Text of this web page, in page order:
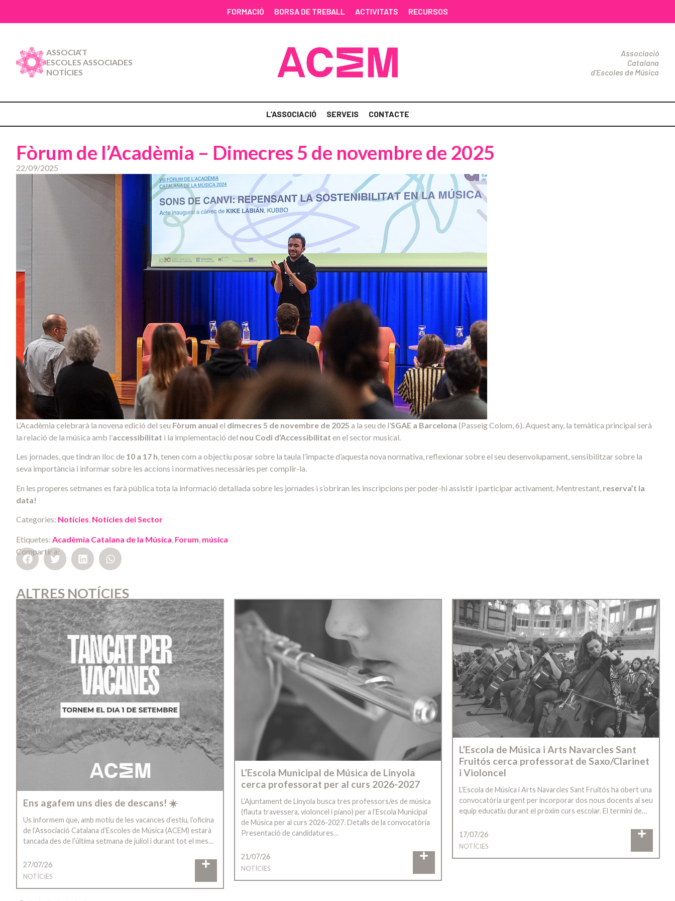
FORMACIÓ BORSA DE TREBALL ACTIVITATS RECURSOS
ASSOCIA’T
ESCOLES ASSOCIADES
NOTÍCIES
Associació
Catalana
d'Escoles de Música
L’ASSOCIACIÓ SERVEIS CONTACTE
Fòrum de l’Acadèmia – Dimecres 5 de novembre de 2025
22/09/2025
L’Acadèmia celebrarà la novena edició del seu Fòrum anual el dimecres 5 de novembre de 2025 a la seu de l’SGAE a Barcelona (Passeig Colom, 6). Aquest any, la temàtica principal serà
la relació de la música amb l’accessibilitat i la implementació del nou Codi d’Accessibilitat en el sector musical.
Les jornades, que tindran lloc de 10 a 17 h, tenen com a objectiu posar sobre la taula l’impacte d’aquesta nova normativa, reflexionar sobre el seu desenvolupament, sensibilitzar sobre la
seva importància i informar sobre les accions i normatives necessàries per complir-la.
En les properes setmanes es farà pública tota la informació detallada sobre les jornades i s’obriran les inscripcions per poder-hi assistir i participar activament. Mentrestant, reserva’t la
data!
Categories: Notícies, Notícies del Sector
Etiquetes: Acadèmia Catalana de la Música, Forum, música
Compartir a:
ALTRES NOTÍCIES
Ens agafem uns dies de descans! ☀️
Us informem que, amb motiu de les vacances d’estiu, l’oficina
de l’Associació Catalana d’Escoles de Música (ACEM) estarà
tancada des de l’última setmana de juliol i durant tot el mes…
27/07/26
NOTÍCIES
L’Escola Municipal de Música de Linyola
cerca professorat per al curs 2026-2027
L’Ajuntament de Linyola busca tres professors/es de música
(flauta travessera, violoncel i piano) per a l’Escola Municipal
de Música per al curs 2026-2027. Detalls de la convocatòria
Presentació de candidatures…
21/07/26
NOTÍCIES
L’Escola de Música i Arts Navarcles Sant
Fruitós cerca professorat de Saxo/Clarinet
i Violoncel
L’Escola de Música i Arts Navarcles Sant Fruitós ha obert una
convocatòria urgent per incorporar dos nous docents al seu
equip educatiu durant el pròxim curs escolar. El termini de…
17/07/26
NOTÍCIES